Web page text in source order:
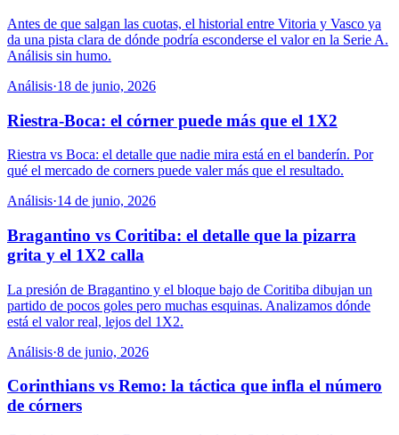
Antes de que salgan las cuotas, el historial entre Vitoria y Vasco ya
da una pista clara de dónde podría esconderse el valor en la Serie A.
Análisis sin humo.
Análisis·18 de junio, 2026
Riestra-Boca: el córner puede más que el 1X2
Riestra vs Boca: el detalle que nadie mira está en el banderín. Por
qué el mercado de corners puede valer más que el resultado.
Análisis·14 de junio, 2026
Bragantino vs Coritiba: el detalle que la pizarra
grita y el 1X2 calla
La presión de Bragantino y el bloque bajo de Coritiba dibujan un
partido de pocos goles pero muchas esquinas. Analizamos dónde
está el valor real, lejos del 1X2.
Análisis·8 de junio, 2026
Corinthians vs Remo: la táctica que infla el número
de córners